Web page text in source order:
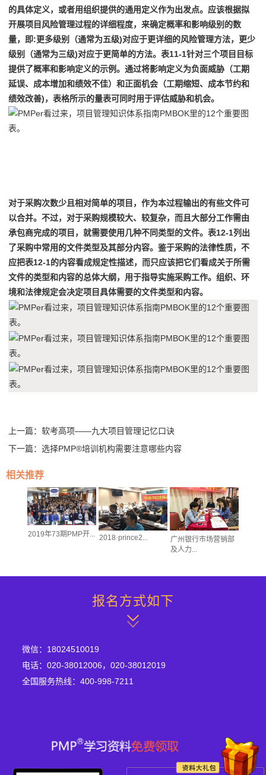
的具体定义，或者用组织提供的通用定义作为出发点。应该根据拟
开展项目风险管理过程的详细程度，来确定概率和影响级别的数
量，即:更多级别（通常为五级)对应于更详细的风险管理方法，更少
级别（通常为三级)对应于更简单的方法。表11-1针对三个项目目标
提供了概率和影响定义的示例。通过将影响定义为负面威胁（工期
延误、成本增加和绩效不佳）和正面机会（工期缩短、成本节约和
绩效改善)，表格所示的量表可同时用于评估威胁和机会。
对于采购次数少且相对简单的项目，作为本过程输出的有些文件可
以合并。不过，对于采购规模较大、较复杂，而且大部分工作需由
承包商完成的项目，就需要使用几种不同类型的文件。表12-1列出
了采购中常用的文件类型及其部分内容。鉴于采购的法律性质，不
应把表12-1的内容看成规定性描述，而只应该把它们看成关于所需
文件的类型和内容的总体大纲，用于指导实施采购工作。组织、环
境和法律规定会决定项目具体需要的文件类型和内容。
上一篇：软考高项——九大项目管理记忆口诀
下一篇：选择PMP®培训机构需要注意哪些内容
相关推荐
2019年73期PMP开... 2018·prince2...
广州银行市场营销部
及人力...
报名方式如下
微信：18024510019
电话：020-38012006，020-38012019
全国服务热线：400-998-7211